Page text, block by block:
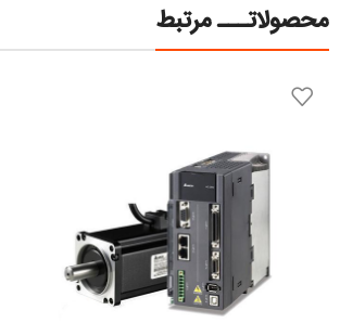
محصولاتـــ مرتبط